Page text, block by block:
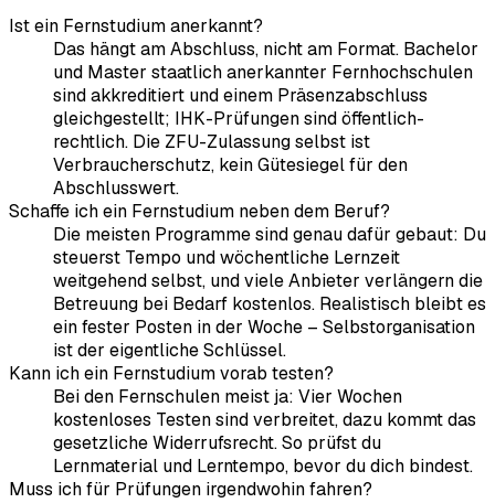
Ist ein Fernstudium anerkannt?
Das hängt am Abschluss, nicht am Format. Bachelor
und Master staatlich anerkannter Fernhochschulen
sind akkreditiert und einem Präsenzabschluss
gleichgestellt; IHK-Prüfungen sind öffentlich-
rechtlich. Die ZFU-Zulassung selbst ist
Verbraucherschutz, kein Gütesiegel für den
Abschlusswert.
Schaffe ich ein Fernstudium neben dem Beruf?
Die meisten Programme sind genau dafür gebaut: Du
steuerst Tempo und wöchentliche Lernzeit
weitgehend selbst, und viele Anbieter verlängern die
Betreuung bei Bedarf kostenlos. Realistisch bleibt es
ein fester Posten in der Woche – Selbstorganisation
ist der eigentliche Schlüssel.
Kann ich ein Fernstudium vorab testen?
Bei den Fernschulen meist ja: Vier Wochen
kostenloses Testen sind verbreitet, dazu kommt das
gesetzliche Widerrufsrecht. So prüfst du
Lernmaterial und Lerntempo, bevor du dich bindest.
Muss ich für Prüfungen irgendwohin fahren?